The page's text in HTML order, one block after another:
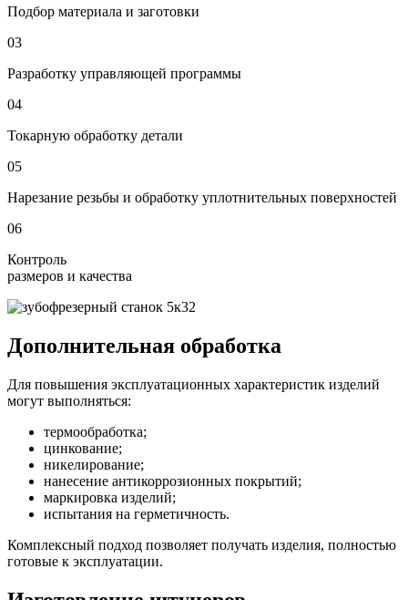
Подбор материала и заготовки
03
Разработку управляющей программы
04
Токарную обработку детали
05
Нарезание резьбы и обработку уплотнительных поверхностей
06
Контроль
размеров и качества
Дополнительная обработка
Для повышения эксплуатационных характеристик изделий
могут выполняться:
термообработка;
цинкование;
никелирование;
нанесение антикоррозионных покрытий;
маркировка изделий;
испытания на герметичность.
Комплексный подход позволяет получать изделия, полностью
готовые к эксплуатации.